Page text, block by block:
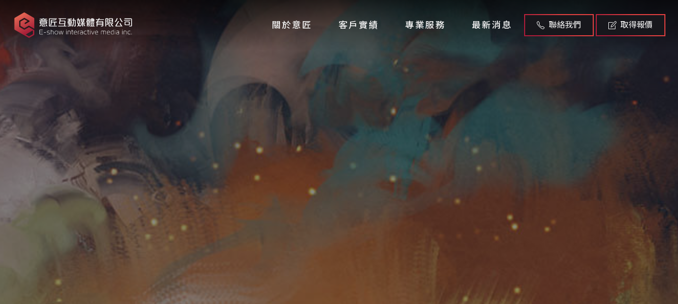
關於意匠 客戶實績 專業服務 最新消息 聯絡我們 取得報價